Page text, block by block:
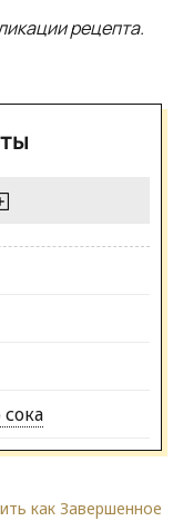
рецепта.
как Завершенное